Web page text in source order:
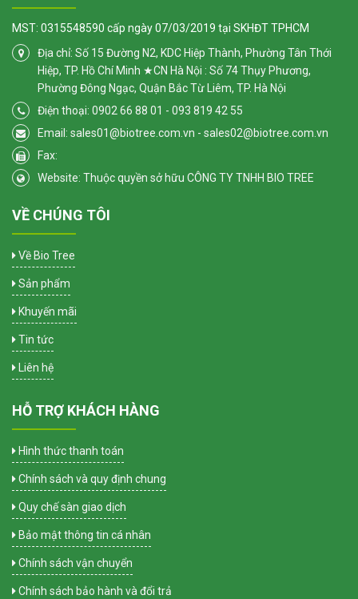
MST: 0315548590 cấp ngày 07/03/2019 tại SKHĐT TPHCM
Địa chỉ: Số 15 Đường N2, KDC Hiệp Thành, Phường Tân Thới
Hiệp, TP. Hồ Chí Minh ★CN Hà Nội : Số 74 Thụy Phương,
Phường Đông Ngạc, Quận Bắc Từ Liêm, TP. Hà Nội
Điện thoại: 0902 66 88 01 - 093 819 42 55
Email: sales01@biotree.com.vn - sales02@biotree.com.vn
Fax:
Website: Thuộc quyền sở hữu CÔNG TY TNHH BIO TREE
VỀ CHÚNG TÔI
Về Bio Tree
Sản phẩm
Khuyến mãi
Tin tức
Liên hệ
HỖ TRỢ KHÁCH HÀNG
Hình thức thanh toán
Chính sách và quy định chung
Quy chế sàn giao dịch
Bảo mật thông tin cá nhân
Chính sách vận chuyển
Chính sách bảo hành và đổi trả